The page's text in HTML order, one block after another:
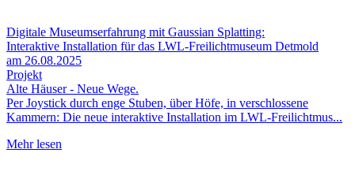
Digitale Museumserfahrung mit Gaussian Splatting:
Interaktive Installation für das LWL-Freilichtmuseum Detmold
am 26.08.2025
Projekt
Alte Häuser - Neue Wege.
Per Joystick durch enge Stuben, über Höfe, in verschlossene
Kammern: Die neue interaktive Installation im LWL-Freilichtmus...
Mehr lesen